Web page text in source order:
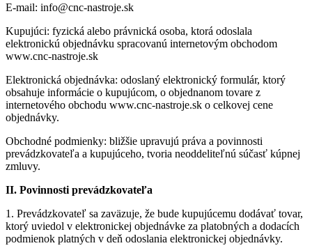
E-mail: info@cnc-nastroje.sk
Kupujúci: fyzická alebo právnická osoba, ktorá odoslala
elektronickú objednávku spracovanú internetovým obchodom
www.cnc-nastroje.sk
Elektronická objednávka: odoslaný elektronický formulár, ktorý
obsahuje informácie o kupujúcom, o objednanom tovare z
internetového obchodu www.cnc-nastroje.sk o celkovej cene
objednávky.
Obchodné podmienky: bližšie upravujú práva a povinnosti
prevádzkovateľa a kupujúceho, tvoria neoddeliteľnú súčasť kúpnej
zmluvy.
II. Povinnosti prevádzkovateľa
1. Prevádzkovateľ sa zaväzuje, že bude kupujúcemu dodávať tovar,
ktorý uviedol v elektronickej objednávke za platobných a dodacích
podmienok platných v deň odoslania elektronickej objednávky.